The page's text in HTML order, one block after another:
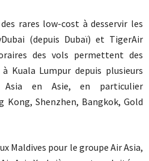
rares low-cost à desservir les
(depuis Dubaï) et TigerAir
des vols permettent des
Kuala Lumpur depuis plusieurs
Asia en Asie, en particulier
Kong, Shenzhen, Bangkok, Gold
Maldives pour le groupe Air Asia,